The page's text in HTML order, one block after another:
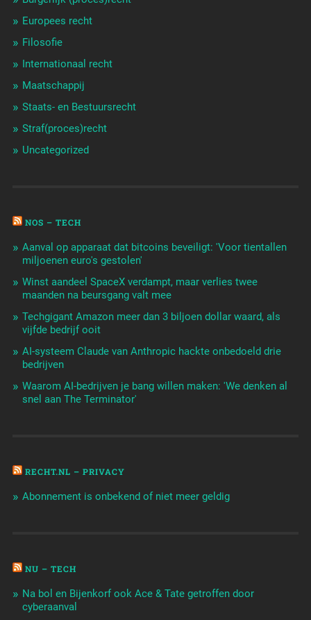
Europees recht
Filosofie
Internationaal recht
Maatschappij
Staats- en Bestuursrecht
Straf(proces)recht
Uncategorized
NOS – TECH
Aanval op apparaat dat bitcoins beveiligt: 'Voor tientallen
miljoenen euro's gestolen'
Winst aandeel SpaceX verdampt, maar verlies twee
maanden na beursgang valt mee
Techgigant Amazon meer dan 3 biljoen dollar waard, als
vijfde bedrijf ooit
AI-systeem Claude van Anthropic hackte onbedoeld drie
bedrijven
Waarom AI-bedrijven je bang willen maken: 'We denken al
snel aan The Terminator'
RECHT.NL – PRIVACY
Abonnement is onbekend of niet meer geldig
NU – TECH
Na bol en Bijenkorf ook Ace & Tate getroffen door
cyberaanval